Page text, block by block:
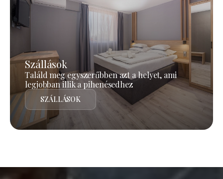
Szállások
Találd meg egyszerűbben azt a helyet, ami
legjobban illik a pihenésedhez
SZÁLLÁSOK